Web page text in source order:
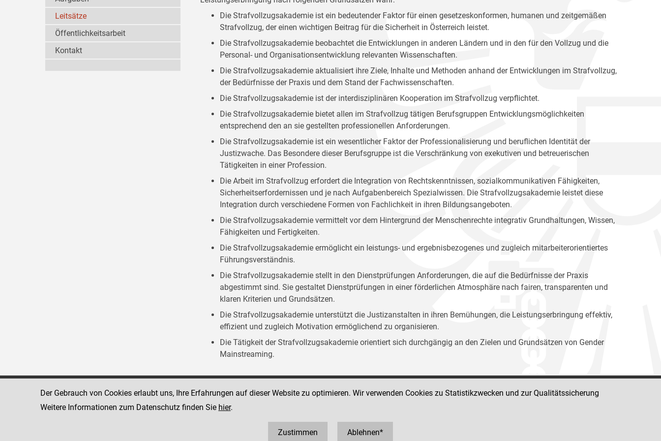
Die Strafvollzugsakademie ist ein bedeutender Faktor für einen gesetzeskonformen, humanen und zeitgemäßen
Strafvollzug, der einen wichtigen Beitrag für die Sicherheit in Österreich leistet.
Die Strafvollzugsakademie beobachtet die Entwicklungen in anderen Ländern und in den für den Vollzug und die
Personal- und Organisationsentwicklung relevanten Wissenschaften.
Die Strafvollzugsakademie aktualisiert ihre Ziele, Inhalte und Methoden anhand der Entwicklungen im Strafvollzug,
der Bedürfnisse der Praxis und dem Stand der Fachwissenschaften.
Die Strafvollzugsakademie ist der interdisziplinären Kooperation im Strafvollzug verpflichtet.
Die Strafvollzugsakademie bietet allen im Strafvollzug tätigen Berufsgruppen Entwicklungsmöglichkeiten
entsprechend den an sie gestellten professionellen Anforderungen.
Die Strafvollzugsakademie ist ein wesentlicher Faktor der Professionalisierung und beruflichen Identität der
Justizwache. Das Besondere dieser Berufsgruppe ist die Verschränkung von exekutiven und betreuerischen
Tätigkeiten in einer Profession.
Die Arbeit im Strafvollzug erfordert die Integration von Rechtskenntnissen, sozialkommunikativen Fähigkeiten,
Sicherheitserfordernissen und je nach Aufgabenbereich Spezialwissen. Die Strafvollzugsakademie leistet diese
Integration durch verschiedene Formen von Fachlichkeit in ihren Bildungsangeboten.
Die Strafvollzugsakademie vermittelt vor dem Hintergrund der Menschenrechte integrativ Grundhaltungen, Wissen,
Fähigkeiten und Fertigkeiten.
Die Strafvollzugsakademie ermöglicht ein leistungs- und ergebnisbezogenes und zugleich mitarbeiterorientiertes
Führungsverständnis.
Die Strafvollzugsakademie stellt in den Dienstprüfungen Anforderungen, die auf die Bedürfnisse der Praxis
abgestimmt sind. Sie gestaltet Dienstprüfungen in einer förderlichen Atmosphäre nach fairen, transparenten und
klaren Kriterien und Grundsätzen.
Die Strafvollzugsakademie unterstützt die Justizanstalten in ihren Bemühungen, die Leistungserbringung effektiv,
effizient und zugleich Motivation ermöglichend zu organisieren.
Die Tätigkeit der Strafvollzugsakademie orientiert sich durchgängig an den Zielen und Grundsätzen von Gender
Mainstreaming.
Leitsätze
Öffentlichkeitsarbeit
Kontakt
Strafvollzugsakademie
www.justiz.gv.at/stak
1080 Wien
Wickenburggasse 12
Telefon: +43 1 40403 358810
Social Media Kanäle
Der Gebrauch von Cookies erlaubt uns, Ihre Erfahrungen auf dieser Website zu optimieren. Wir verwenden Cookies zu Statistikzwecken und zur Qualitätssicherung
Weitere Informationen zum Datenschutz finden Sie hier.
Zustimmen Ablehnen*